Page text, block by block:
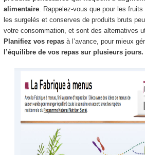
alimentaire. Rappelez-vous que pour les
les surgelés et conserves de produits bruts
votre consommation, et sont des alternatives
Planifiez vos repasà l’avance, pour mieux
l’équilibre de vos repas sur plusieurs jours.